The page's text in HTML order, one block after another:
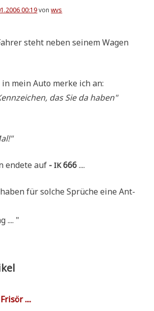
00:19vonwvs
steht neben sei­nem Wagen
mein Auto mer­ke ich an:
das Sie da haben"
ende­te auf -IK666....
für sol­che Sprü­che eine Ant­
.... "
....